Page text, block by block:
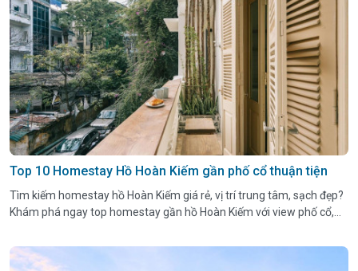
Top 10 Homestay Hồ Hoàn Kiếm gần phố cổ thuận tiện
Tìm kiếm homestay hồ Hoàn Kiếm giá rẻ, vị trí trung tâm, sạch đẹp?
Khám phá ngay top homestay gần hồ Hoàn Kiếm với view phố cổ,